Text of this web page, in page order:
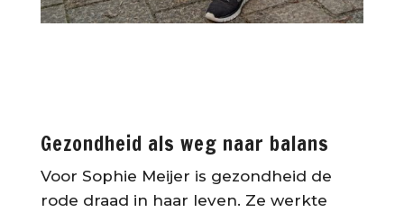
Gezondheid als weg naar balans
Voor Sophie Meijer is gezondheid de
rode draad in haar leven. Ze werkte